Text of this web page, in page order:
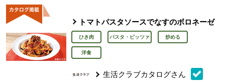
トマトパスタソースでなすのボロネーゼ
ひき肉 パスタ・ピッツァ 炒める
洋食
生活クラブカタログさん